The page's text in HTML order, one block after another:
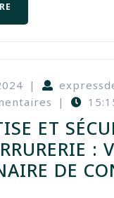
|
|
ET
:
DE